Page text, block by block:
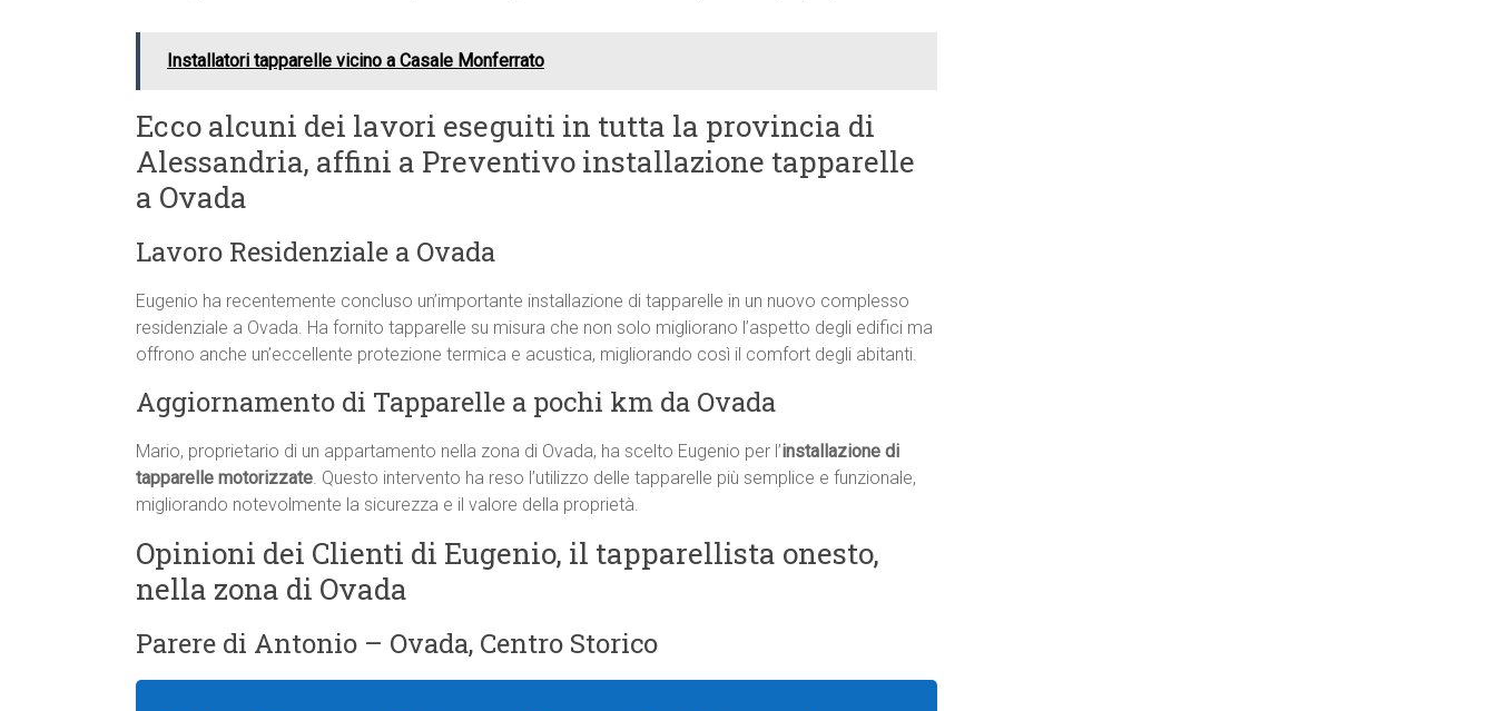
Installatori tapparelle vicino a Casale Monferrato
Ecco alcuni dei lavori eseguiti in tutta la provincia di
Alessandria, affini a Preventivo installazione tapparelle
a Ovada
Lavoro Residenziale a Ovada
Eugenio ha recentemente concluso un’importante installazione di tapparelle in un nuovo complesso
residenziale a Ovada. Ha fornito tapparelle su misura che non solo migliorano l’aspetto degli edifici ma
offrono anche un’eccellente protezione termica e acustica, migliorando così il comfort degli abitanti.
Aggiornamento di Tapparelle a pochi km da Ovada
Mario, proprietario di un appartamento nella zona di Ovada, ha scelto Eugenio per l’installazione di
tapparelle motorizzate. Questo intervento ha reso l’utilizzo delle tapparelle più semplice e funzionale,
migliorando notevolmente la sicurezza e il valore della proprietà.
Opinioni dei Clienti di Eugenio, il tapparellista onesto,
nella zona di Ovada
Parere di Antonio – Ovada, Centro Storico